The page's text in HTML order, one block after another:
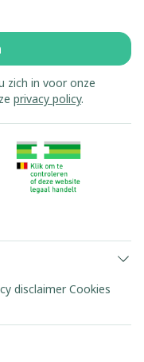
zich in voor onze
privacy policy.
disclaimer Cookies